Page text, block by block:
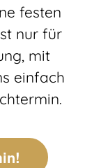
festen
nur für
mit
einfach